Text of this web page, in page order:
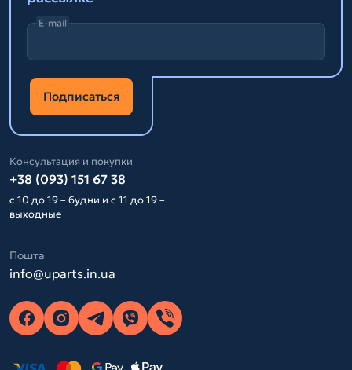
E-mail
Подписаться
Консультация и покупки
+38 (093) 151 67 38
с 10 до 19 – будни и с 11 до 19 –
выходные
Пошта
info@uparts.in.ua